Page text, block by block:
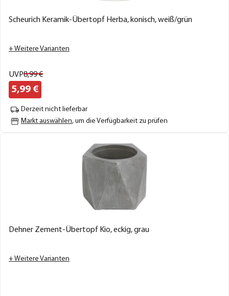
Scheurich Keramik-Übertopf Herba, konisch, weiß/grün
+ Weitere Varianten
UVP8,99€
5,99 €
Derzeit nicht lieferbar
Markt auswählen, um die Verfügbarkeit zu prüfen
Dehner Zement-Übertopf Kio, eckig, grau
+ Weitere Varianten